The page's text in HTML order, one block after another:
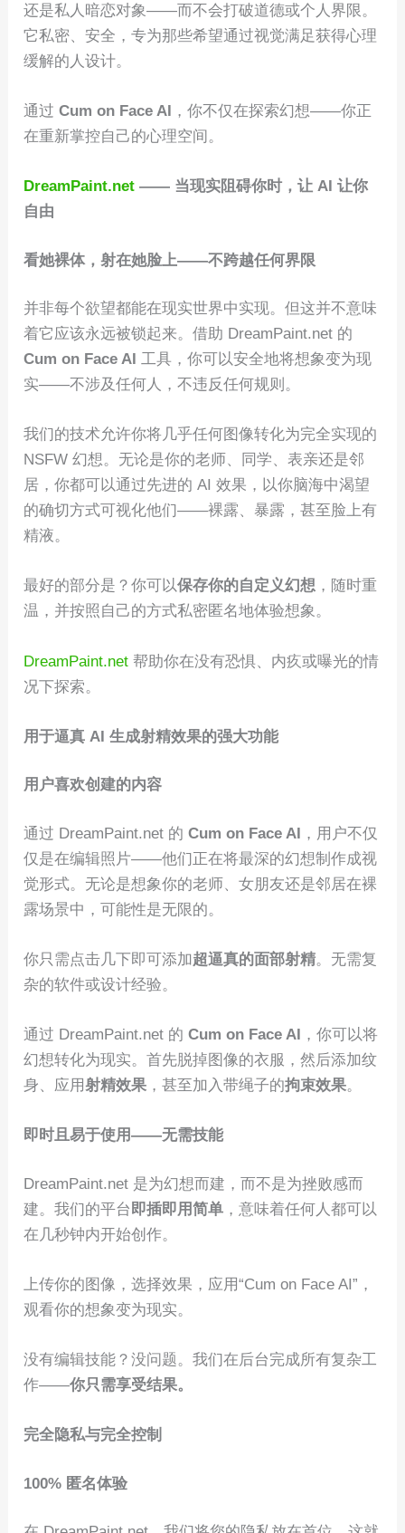
还是私人暗恋对象——而不会打破道德或个人界限。
它私密、安全，专为那些希望通过视觉满足获得心理
缓解的人设计。
通过Cum on Face AI ，你不仅在探索幻想——你正
在重新掌控自己的心理空间。
DreamPaint.net —— 当现实阻碍你时，让 AI 让你
自由
看她裸体，射在她脸上——不跨越任何界限
并非每个欲望都能在现实世界中实现。但这并不意味
着它应该永远被锁起来。借助 DreamPaint.net 的
Cum on Face AI 工具，你可以安全地将想象变为现
实——不涉及任何人，不违反任何规则。
我们的技术允许你将几乎任何图像转化为完全实现的
NSFW 幻想。无论是你的老师、同学、表亲还是邻
居，你都可以通过先进的 AI 效果，以你脑海中渴望
的确切方式可视化他们——裸露、暴露，甚至脸上有
精液。
最好的部分是？你可以保存你的自定义幻想 ，随时重
温，并按照自己的方式私密匿名地体验想象。
DreamPaint.net 帮助你在没有恐惧、内疚或曝光的情
况下探索。
用于逼真 AI 生成射精效果的强大功能
用户喜欢创建的内容
通过 DreamPaint.net 的Cum on Face AI ，用户不仅
仅是在编辑照片——他们正在将最深的幻想制作成视
觉形式。无论是想象你的老师、女朋友还是邻居在裸
露场景中，可能性是无限的。
你只需点击几下即可添加超逼真的面部射精。无需复
杂的软件或设计经验。
通过 DreamPaint.net 的Cum on Face AI
，你可以将
幻想转化为现实。首先脱掉图像的衣服，然后添加纹
身、应用射精效果 ，甚至加入带绳子的拘束效果。
即时且易于使用——无需技能
DreamPaint.net 是为幻想而建，而不是为挫败感而
建。我们的平台即插即用简单 ，意味着任何人都可以
在几秒钟内开始创作。
上传你的图像，选择效果，应用“Cum on Face AI”，
观看你的想象变为现实。
没有编辑技能？没问题。我们在后台完成所有复杂工
作——你只需享受结果。
完全隐私与完全控制
100% 匿名体验